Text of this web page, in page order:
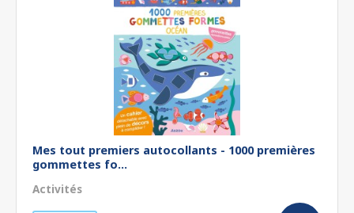
Mes tout premiers autocollants - 1000 premières
gommettes fo...
Activités